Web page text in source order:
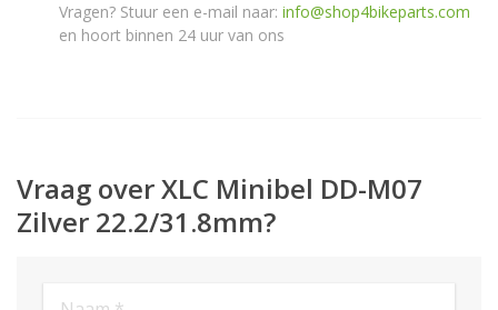
Vragen? Stuur een e-mail naar: info@shop4bikeparts.com
en hoort binnen 24 uur van ons
Vraag over XLC Minibel DD-M07
Zilver 22.2/31.8mm?